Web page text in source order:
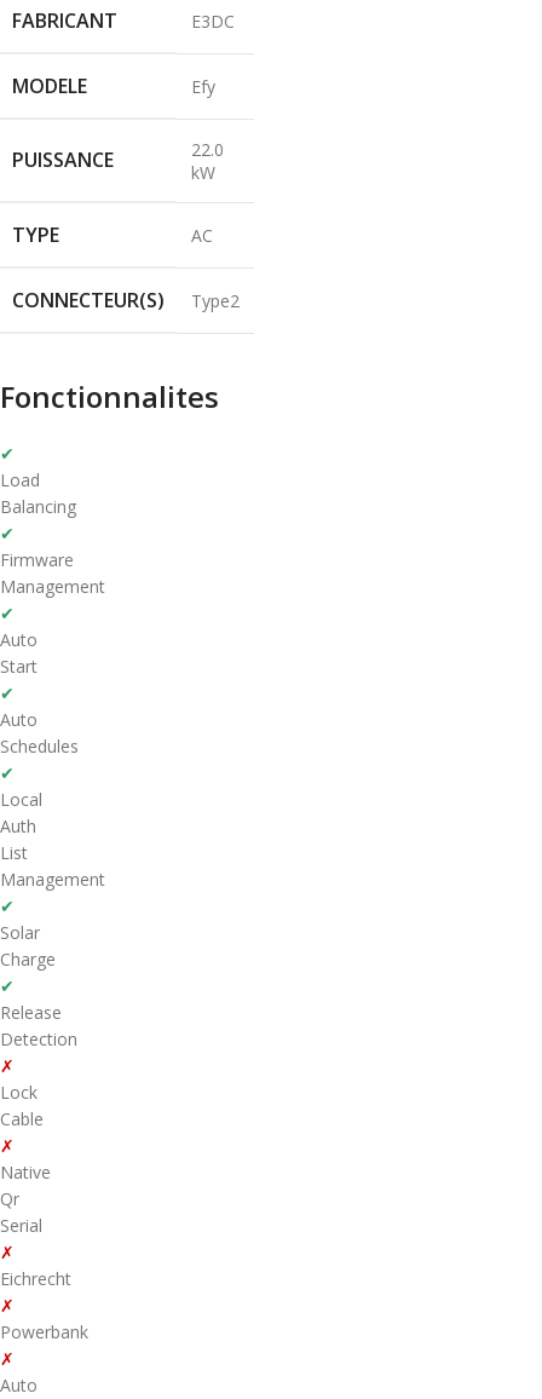
FABRICANT E3DC
MODELE Efy
PUISSANCE
22.0
kW
TYPE AC
CONNECTEUR(S) Type2
Fonctionnalites
✔
Load
Balancing
✔
Firmware
Management
✔
Auto
Start
✔
Auto
Schedules
✔
Local
Auth
List
Management
✔
Solar
Charge
✔
Release
Detection
✗
Lock
Cable
✗
Native
Qr
Serial
✗
Eichrecht
✗
Powerbank
✗
Auto